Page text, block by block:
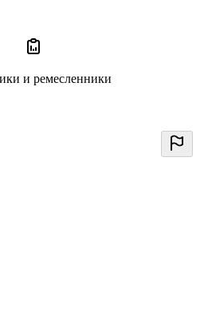
и ремесленники